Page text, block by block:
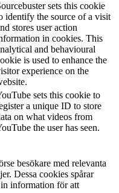
sets this cookie
identify the source of a visit
stores user action
in cookies. This
and behavioural
is used to enhance the
experience on the
sets this cookie to
a unique ID to store
on what videos from
the user has seen.
besökare med relevanta
Dessa cookies spårar
information för att